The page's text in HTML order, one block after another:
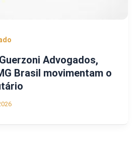
Advogados,
Brasil movimentam o